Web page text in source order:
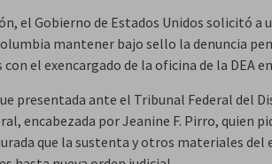
el Gobierno de Estados Unidos solicitó a
mantener bajo sello la denuncia
el exencargado de la oficina de la DEA
presentada ante el Tribunal Federal del
encabezada por Jeanine F. Pirro, quien
que la sustenta y otros materiales del